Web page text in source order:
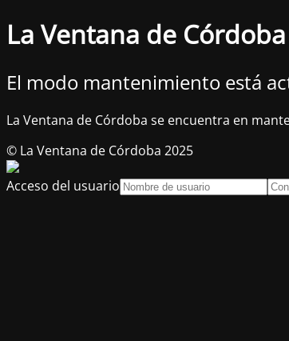
La Ventana de Córdoba
El modo mantenimiento está
La Ventana de Córdoba se encuentra en
© La Ventana de Córdoba 2025
Acceso del usuario